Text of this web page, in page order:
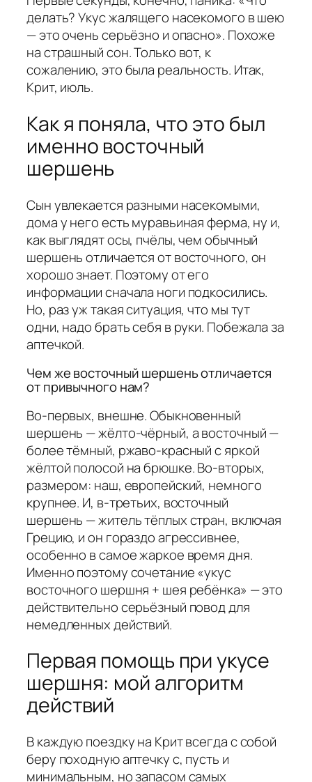
делать? Укус жалящего насекомого в шею
— это очень серьёзно и опасно». Похоже
на страшный сон. Только вот, к
сожалению, это была реальность. Итак,
Крит, июль.
Как я поняла, что это был
именно восточный
шершень
Сын увлекается разными насекомыми,
дома у него есть муравьиная ферма, ну и,
как выглядят осы, пчёлы, чем обычный
шершень отличается от восточного, он
хорошо знает. Поэтому от его
информации сначала ноги подкосились.
Но, раз уж такая ситуация, что мы тут
одни, надо брать себя в руки. Побежала за
аптечкой.
Чем же восточный шершень отличается
от привычного нам?
Во-первых, внешне. Обыкновенный
шершень — жёлто-чёрный, а восточный —
более тёмный, ржаво-красный с яркой
жёлтой полосой на брюшке. Во-вторых,
размером: наш, европейский, немного
крупнее. И, в-третьих, восточный
шершень — житель тёплых стран, включая
Грецию, и он гораздо агрессивнее,
особенно в самое жаркое время дня.
Именно поэтому сочетание «укус
восточного шершня + шея ребёнка» — это
действительно серьёзный повод для
немедленных действий.
Первая помощь при укусе
шершня: мой алгоритм
действий
В каждую поездку на Крит всегда с собой
беру походную аптечку с, пусть и
минимальным, но запасом самых